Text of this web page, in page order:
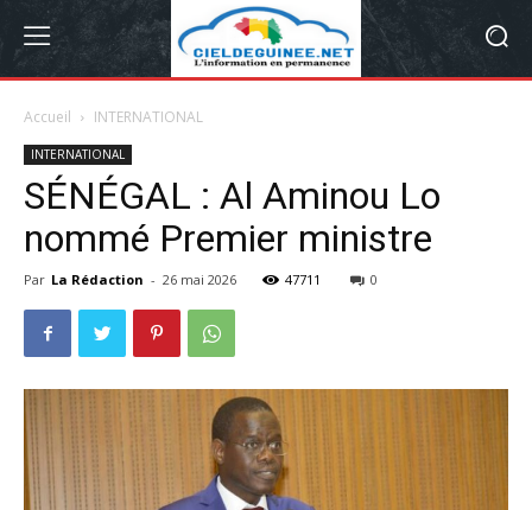
Accueil INTERNATIONAL
INTERNATIONAL
SÉNÉGAL : Al Aminou Lo
nommé Premier ministre
Par La Rédaction - 26 mai 2026 47711 0